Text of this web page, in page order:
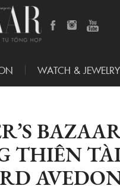
WATCH & JEWELRY
THIÊN